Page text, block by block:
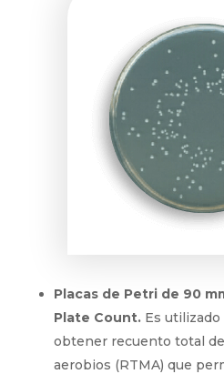
Placas de Petri de 90
Plate Count.Es utilizado
obtener recuento total
aerobios (RTMA) que